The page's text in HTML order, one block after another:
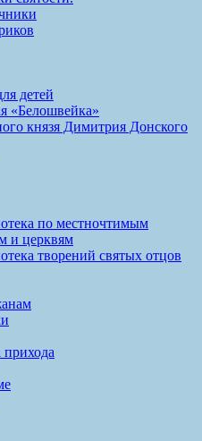
детей
«Белошвейка»
князя Димитрия Донского
по местночтимым
и церквям
творений святых отцов